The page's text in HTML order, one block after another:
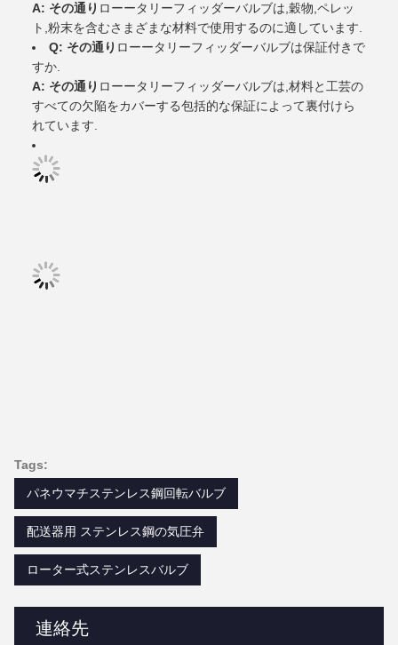
連絡先
A: その通り ローータリーフィッダーバルブは,穀物,ペレッ
ト,粉末を含むさまざまな材料で使用するのに適しています.
Q: その通り ローータリーフィッダーバルブは保証付きで
すか.
A: その通り ローータリーフィッダーバルブは,材料と工芸の
すべての欠陥をカバーする包括的な保証によって裏付けら
れています.
Tags:
パネウマチステンレス鋼回転バルブ
配送器用 ステンレス鋼の気圧弁
ローター式ステンレスバルブ